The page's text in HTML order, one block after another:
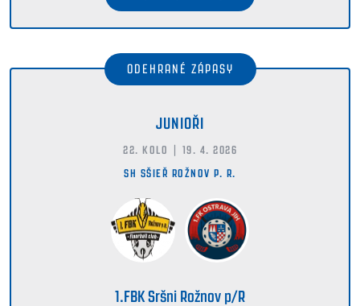
ODEHRANÉ ZÁPASY
JUNIOŘI
22. KOLO | 19. 4. 2026
SH SŠIEŘ ROŽNOV P. R.
1.FBK Sršni Rožnov p/R